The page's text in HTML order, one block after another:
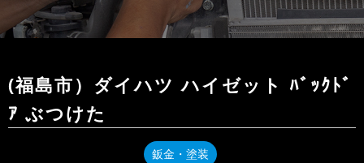
(福島市）ダイハツ ハイゼット ﾊﾞｯｸﾄﾞ
ｱ ぶつけた
鈑金・塗装